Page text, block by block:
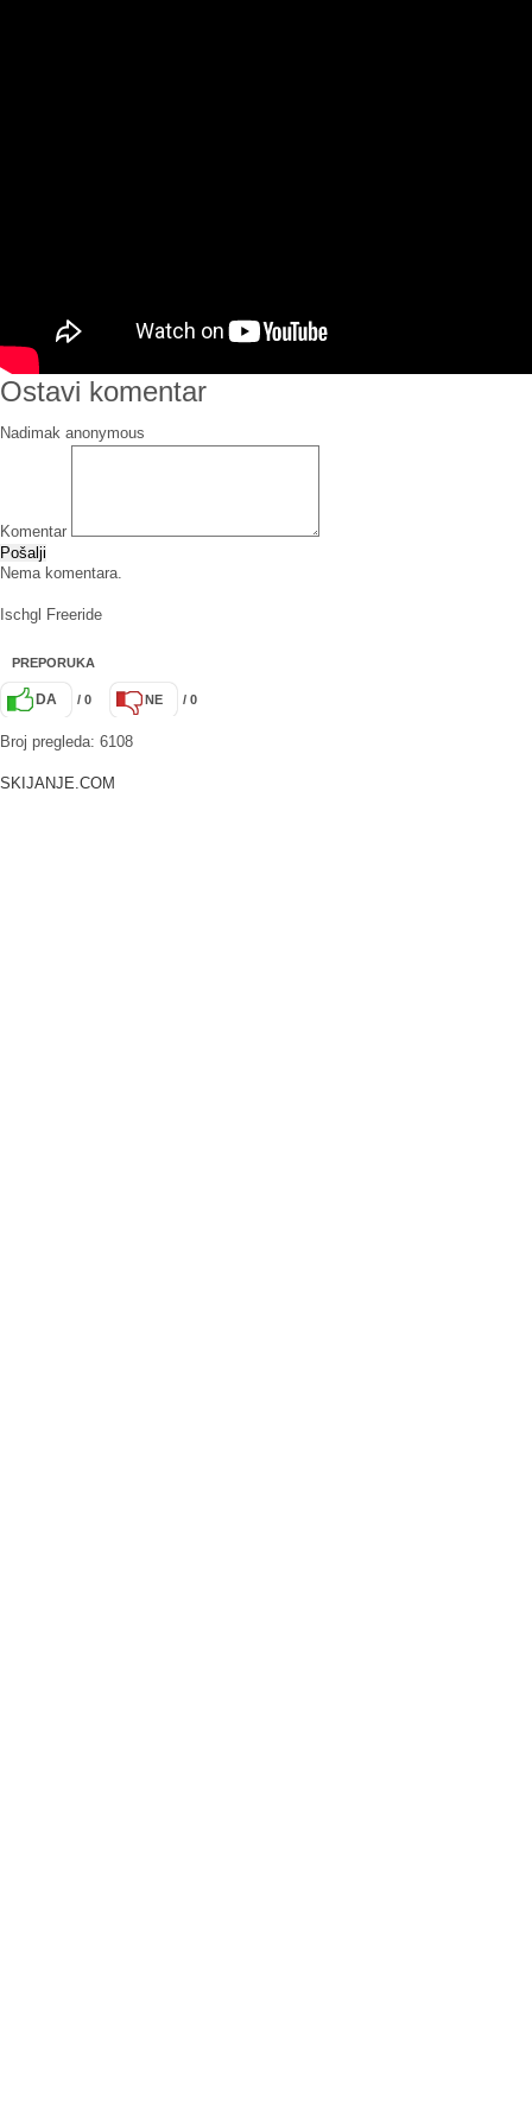
Ostavi komentar
Nadimak
Komentar
Pošalji
Nema komentara.
Ischgl Freeride
PREPORUKA
DA / 0 NE / 0
Broj pregleda: 6108
SKIJANJE.COM